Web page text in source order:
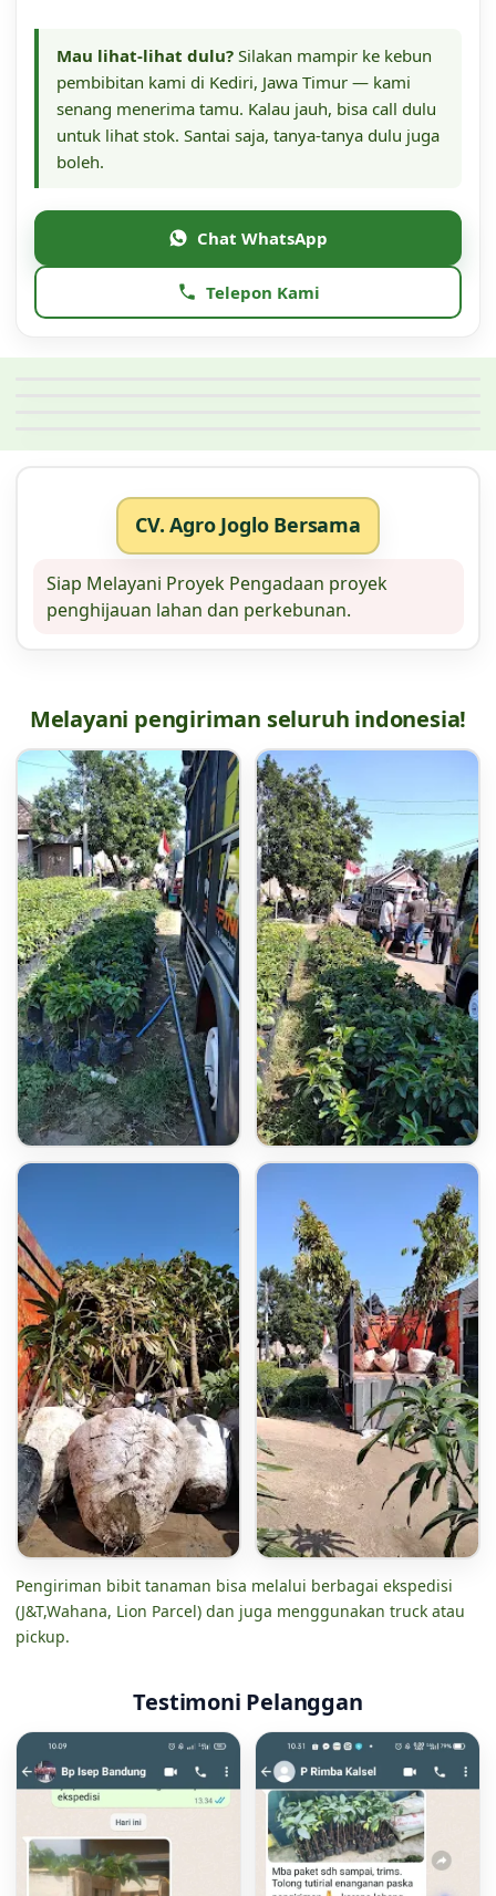
Mau lihat-lihat dulu? Silakan mampir ke kebun
pembibitan kami di Kediri, Jawa Timur — kami
senang menerima tamu. Kalau jauh, bisa call dulu
untuk lihat stok. Santai saja, tanya-tanya dulu juga
boleh.
Chat WhatsApp
Telepon Kami
CV. Agro Joglo Bersama
Siap Melayani Proyek Pengadaan proyek
penghijauan lahan dan perkebunan.
Melayani pengiriman seluruh indonesia!
Pengiriman bibit tanaman bisa melalui berbagai ekspedisi
(J&T,Wahana, Lion Parcel) dan juga menggunakan truck atau
pickup.
Testimoni Pelanggan